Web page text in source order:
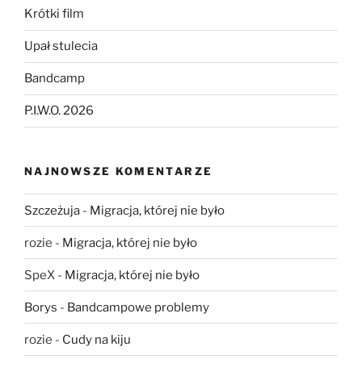
Krótki film
Upał stulecia
Bandcamp
P.I.W.O. 2026
NAJNOWSZE KOMENTARZE
Szczeżuja - Migracja, której nie było
rozie - Migracja, której nie było
SpeX - Migracja, której nie było
Borys - Bandcampowe problemy
rozie - Cudy na kiju